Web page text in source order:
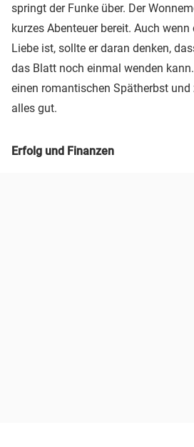
springt der Funke über. Der
kurzes Abenteuer bereit. Auch
Liebe ist, sollte er daran denken,
das Blatt noch einmal wenden
einen romantischen Spätherbst
alles gut.
Erfolg und Finanzen